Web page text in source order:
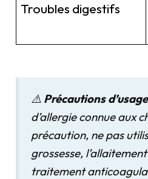
Troubles digestifs
⚠️ Précautions d’usage
d’allergie connue aux
précaution, ne pas
grossesse,
traitement